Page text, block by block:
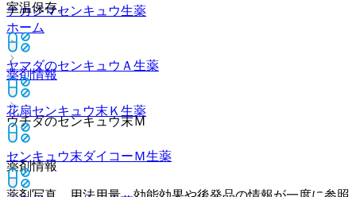
ナカジマセンキュウ生薬
ホーム
薬剤情報
ウチダのセンキュウ末Ｍ
室温保存。
ヤマダのセンキュウＡ 生薬
花扇センキュウ末Ｋ 生薬
センキュウ末ダイコーＭ生薬
薬剤情報